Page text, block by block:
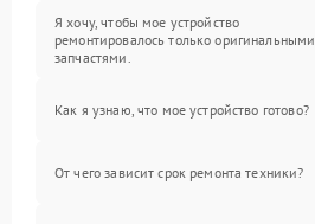
Я хочу, чтобы мое устройство
ремонтировалось только оригинальными
запчастями.
Как я узнаю, что мое устройство готово?
От чего зависит срок ремонта техники?